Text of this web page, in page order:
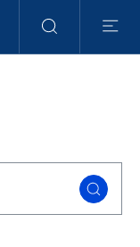
Search
Menu